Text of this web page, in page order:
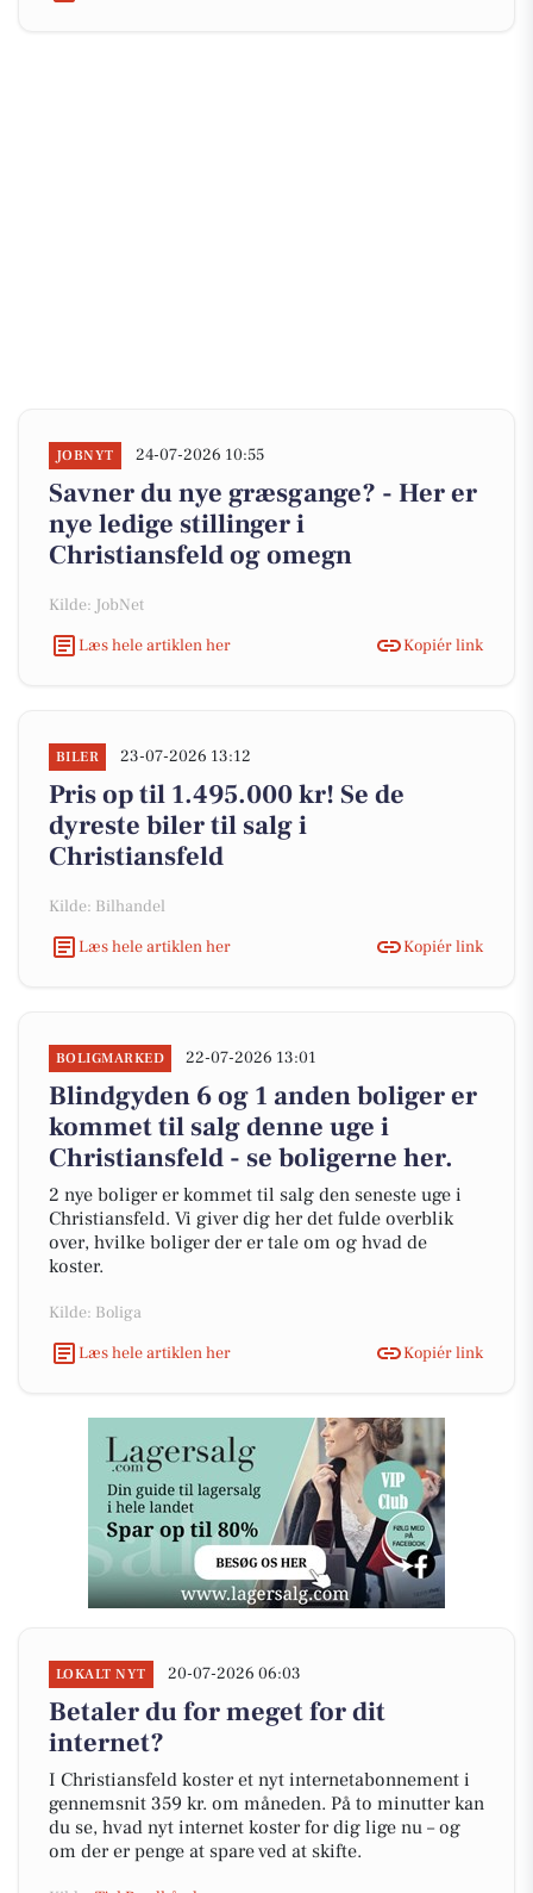
JOBNYT 24-07-2026 10:55
Savner du nye græsgange? - Her er
nye ledige stillinger i
Christiansfeld og omegn
Kilde: JobNet
Læs hele artiklen her
Kopiér link
BILER 23-07-2026 13:12
Pris op til 1.495.000 kr! Se de
dyreste biler til salg i
Christiansfeld
Kilde: Bilhandel
Læs hele artiklen her
Kopiér link
BOLIGMARKED 22-07-2026 13:01
Blindgyden 6 og 1 anden boliger er
kommet til salg denne uge i
Christiansfeld - se boligerne her.
2 nye boliger er kommet til salg den seneste uge i
Christiansfeld. Vi giver dig her det fulde overblik
over, hvilke boliger der er tale om og hvad de
koster.
Kilde: Boliga
Læs hele artiklen her
Kopiér link
LOKALT NYT 20-07-2026 06:03
Betaler du for meget for dit
internet?
I Christiansfeld koster et nyt internetabonnement i
gennemsnit 359 kr. om måneden. På to minutter kan
du se, hvad nyt internet koster for dig lige nu – og
om der er penge at spare ved at skifte.